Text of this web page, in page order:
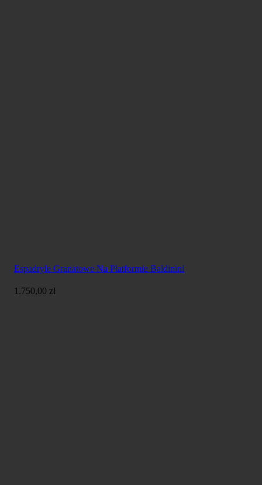
Espadryle Granatowe Na Platformie Baldinini
1.750,00 zł